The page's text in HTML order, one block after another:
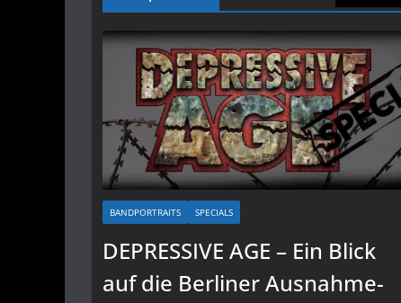
BANDPORTRAITS SPECIALS
DEPRESSIVE AGE – Ein Blick
auf die Berliner Ausnahme-